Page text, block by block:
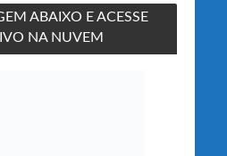
ABAIXO E ACESSE
NA NUVEM